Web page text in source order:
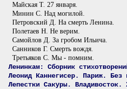
Майская Т. 27 января.
Минин С. Над могилой.
Петровский Д. На смерть Ленина.
Полетаев Н. Не верим.
Самойлов Д. За гробом Ильича.
Санников Г. Смерть вождя.
Третьяков С. Мы - помним.
Ленинкам: Сборник
Леонид Каннегисер. Париж. Без
Лепестки Сакуры.